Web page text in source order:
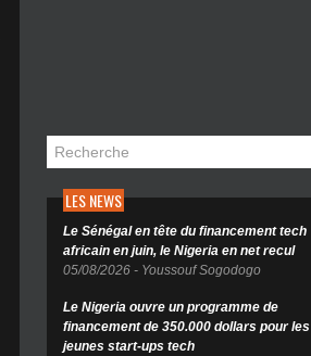
LES NEWS
Le Sénégal en tête du financement tech
africain en juin, le Nigeria en net recul
05/08/2026 - Youssouf Sogodogo
Le Nigeria ouvre un programme de
financement de 350.000 dollars pour les
jeunes start-ups tech